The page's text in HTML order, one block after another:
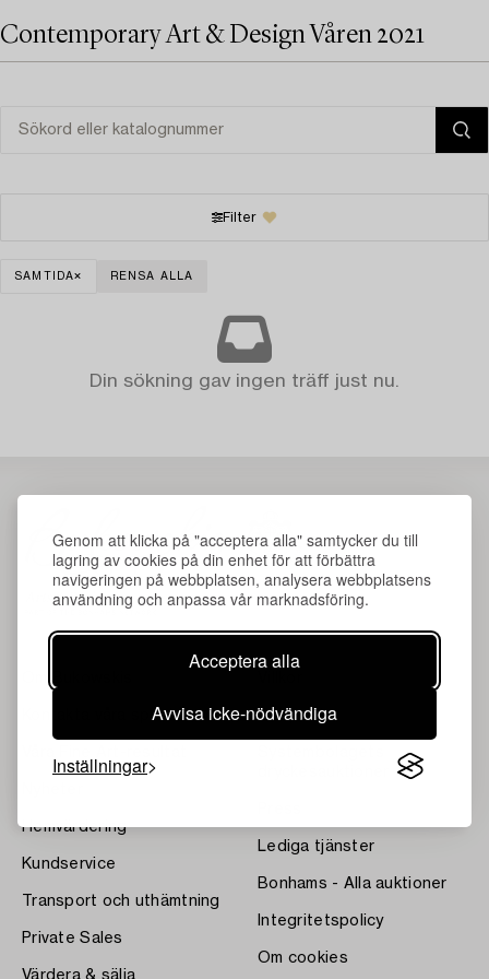
Genom att klicka på "acceptera alla" samtycker du till
lagring av cookies på din enhet för att förbättra
navigeringen på webbplatsen, analysera webbplatsens
användning och anpassa vår marknadsföring.
Acceptera alla
Avvisa icke-nödvändiga
Inställningar
Contemporary Art & Design Våren 2021
Filter
SAMTIDA RENSA ALLA
Din sökning gav ingen träff just nu.
Kontakta våra specialister
Hemvärdering
Kundservice
Transport och uthämtning
Private Sales
Värdera & sälja
Bukipedia
Lediga tjänster
Bonhams - Alla auktioner
Integritetspolicy
Om cookies